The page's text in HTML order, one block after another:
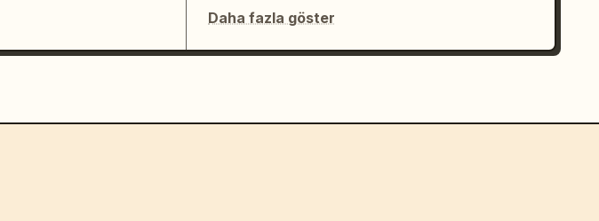
Daha fazla göster